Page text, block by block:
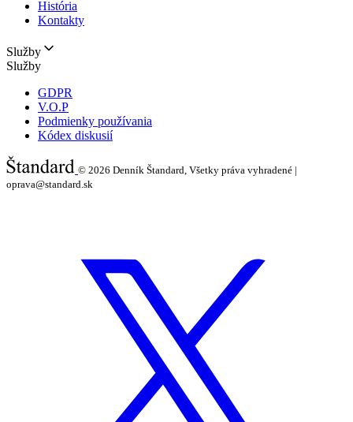
História
Kontakty
Služby
Služby
GDPR
V.O.P
Podmienky používania
Kódex diskusií
© 2026 Denník Štandard, Všetky práva vyhradené |
oprava@standard.sk